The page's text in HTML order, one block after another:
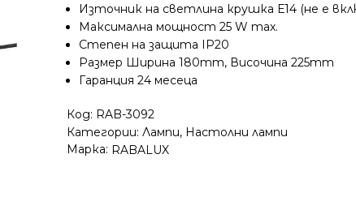
Източник на светлина крушка Е14 (не е
Максимална мощност 25 W max.
Степен на защита IP20
Размер Ширина 180mm, Височина 225mm
Гаранция 24 месеца
Код: RAB-3092
Категории: Лампи, Настолни лампи
Марка: RABALUX